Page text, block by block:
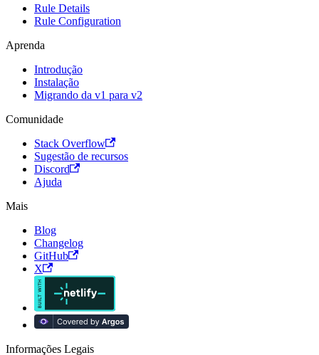
Rule Details
Rule Configuration
Aprenda
Introdução
Instalação
Migrando da v1 para v2
Comunidade
Stack Overflow
Sugestão de recursos
Discord
Ajuda
Mais
Blog
Changelog
GitHub
X
Informações Legais